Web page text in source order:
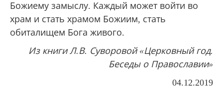
Божиему замыслу. Каждый может войти во
храм и стать храмом Божиим, стать
обиталищем Бога живого.
Из книги Л.В. Суворовой «Церковный год.
Беседы о Православии»
04.12.2019